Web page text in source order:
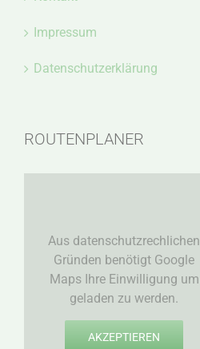
Impressum
Datenschutzerklärung
ROUTENPLANER
Aus datenschutzrechlichen
Gründen benötigt Google
Maps Ihre Einwilligung um
geladen zu werden.
AKZEPTIEREN